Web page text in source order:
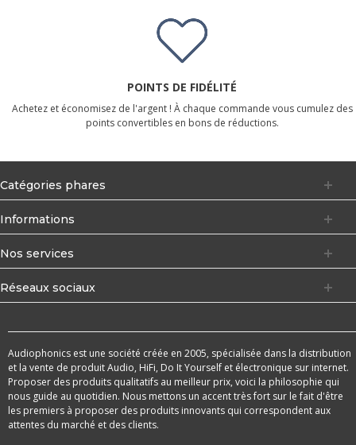
POINTS DE FIDÉLITÉ
Achetez et économisez de l'argent ! À chaque commande vous cumulez des
points convertibles en bons de réductions.
Catégories phares
Informations
Nos services
Réseaux sociaux
Audiophonics est une société créée en 2005, spécialisée dans la distribution
et la vente de produit Audio, HiFi, Do It Yourself et électronique sur internet.
Proposer des produits qualitatifs au meilleur prix, voici la philosophie qui
nous guide au quotidien. Nous mettons un accent très fort sur le fait d'être
les premiers à proposer des produits innovants qui correspondent aux
attentes du marché et des clients.